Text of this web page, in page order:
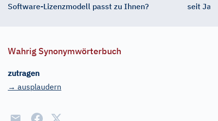
Software-Lizenzmodell passt zu Ihnen?
seit
Wahrig Synonymwörterbuch
zutragen
→ ausplaudern